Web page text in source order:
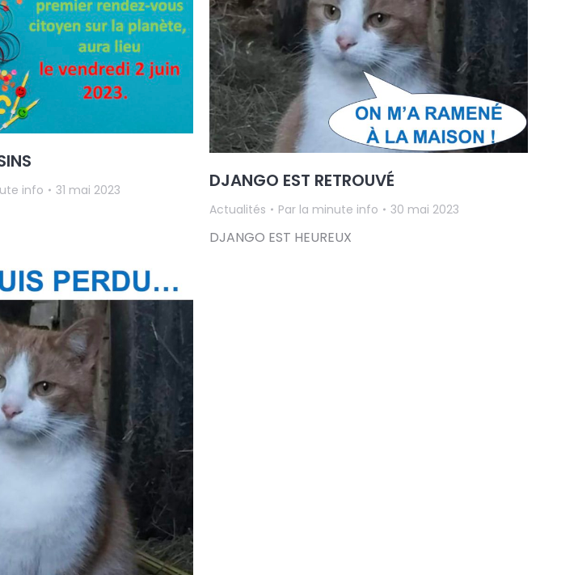
info 31 mai 2023 DJANGO EST RETROUVÉ
Actualités Par la minute info 30 mai 2023
DJANGO EST HEUREUX